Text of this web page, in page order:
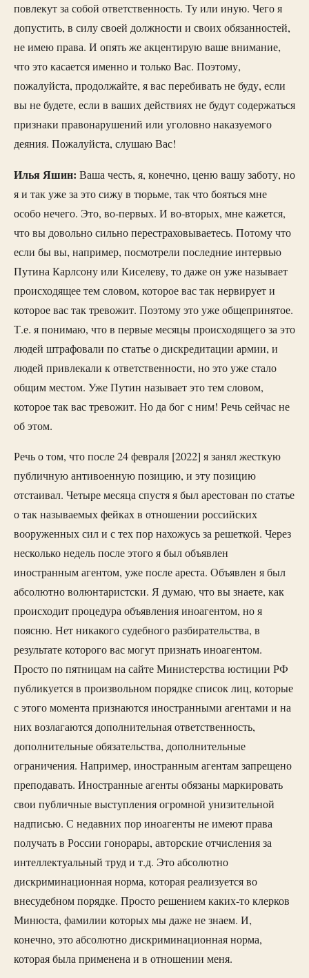
повлекут за собой ответственность. Ту или иную. Чего я
допустить, в силу своей должности и своих обязанностей,
не имею права. И опять же акцентирую ваше внимание,
что это касается именно и только Вас. Поэтому,
пожалуйста, продолжайте, я вас перебивать не буду, если
вы не будете, если в ваших действиях не будут содержаться
признаки правонарушений или уголовно наказуемого
деяния. Пожалуйста, слушаю Вас!
Илья Яшин: Ваша честь, я, конечно, ценю вашу заботу, но
я и так уже за это сижу в тюрьме, так что бояться мне
особо нечего. Это, во-первых. И во-вторых, мне кажется,
что вы довольно сильно перестраховываетесь. Потому что
если бы вы, например, посмотрели последние интервью
Путина Карлсону или Киселеву, то даже он уже называет
происходящее тем словом, которое вас так нервирует и
которое вас так тревожит. Поэтому это уже общепринятое.
Т.е. я понимаю, что в первые месяцы происходящего за это
людей штрафовали по статье о дискредитации армии, и
людей привлекали к ответственности, но это уже стало
общим местом. Уже Путин называет это тем словом,
которое так вас тревожит. Но да бог с ним! Речь сейчас не
об этом.
Речь о том, что после 24 февраля [2022] я занял жесткую
публичную антивоенную позицию, и эту позицию
отстаивал. Четыре месяца спустя я был арестован по статье
о так называемых фейках в отношении российских
вооруженных сил и с тех пор нахожусь за решеткой. Через
несколько недель после этого я был объявлен
иностранным агентом, уже после ареста. Объявлен я был
абсолютно волюнтаристски. Я думаю, что вы знаете, как
происходит процедура объявления иноагентом, но я
поясню. Нет никакого судебного разбирательства, в
результате которого вас могут признать иноагентом.
Просто по пятницам на сайте Министерства юстиции РФ
публикуется в произвольном порядке список лиц, которые
с этого момента признаются иностранными агентами и на
них возлагаются дополнительная ответственность,
дополнительные обязательства, дополнительные
ограничения. Например, иностранным агентам запрещено
преподавать. Иностранные агенты обязаны маркировать
свои публичные выступления огромной унизительной
надписью. С недавних пор иноагенты не имеют права
получать в России гонорары, авторские отчисления за
интеллектуальный труд и т.д. Это абсолютно
дискриминационная норма, которая реализуется во
внесудебном порядке. Просто решением каких-то клерков
Минюста, фамилии которых мы даже не знаем. И,
конечно, это абсолютно дискриминационная норма,
которая была применена и в отношении меня.